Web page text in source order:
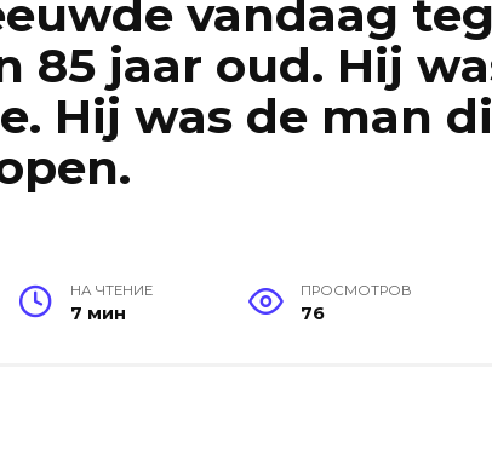
vandaag
85 jaar oud. Hij
Hij was de man
НА ЧТЕНИЕ
7 мин
ПРОСМОТРОВ
76